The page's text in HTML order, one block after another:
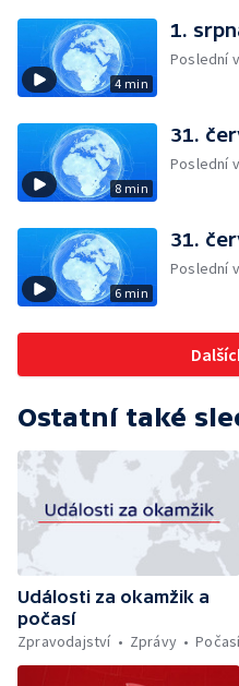
4 min
1.
Poslední
8 min
31.
Poslední
6 min
31.
Poslední
Ostatní také
Události za okamžik a
počasí
Zpravodajství
Zprávy Počasí